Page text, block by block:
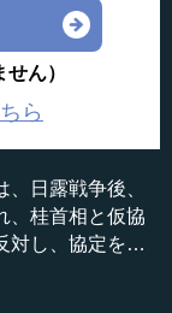
ん）
ら
日露戦争後、
、桂首相と仮協
対し、協定を解
営していた
う。上智大学